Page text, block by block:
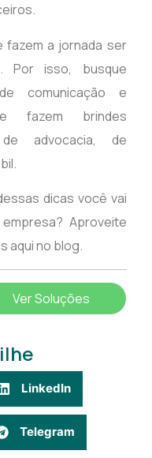
fazem a jornada ser
Por isso, busque
comunicação e
fazem brindes
advocacia, de
dicas você vai
Aproveite
aqui no blog.
Ver Soluções
LinkedIn
Telegram